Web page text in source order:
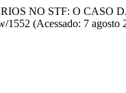
NO STF: O CASO
(Acessado: 7 agosto